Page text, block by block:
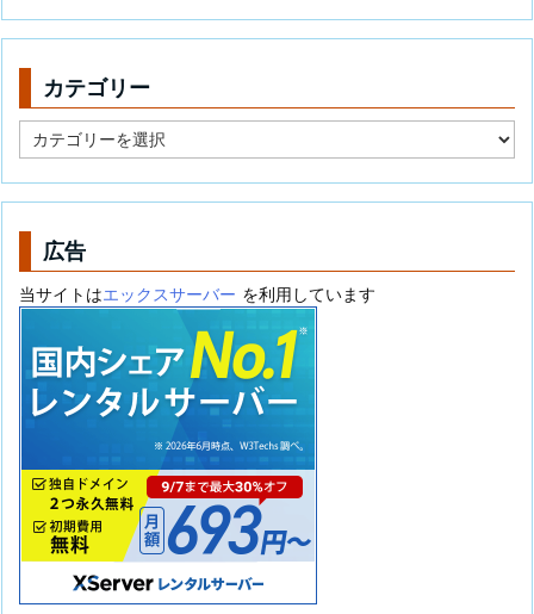
カテゴリー
テ
リ
広告
当サイトはエックスサーバー を利用しています